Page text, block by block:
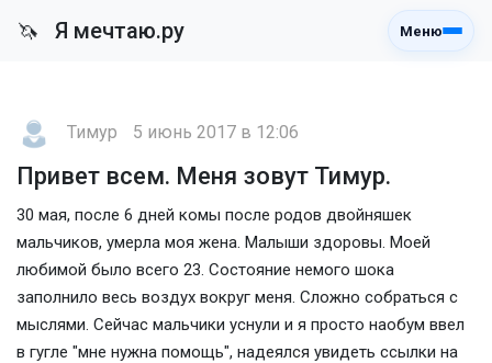
🦄 Я мечтаю.ру Меню
Тимур 5 июнь 2017 в 12:06
Привет всем. Меня зовут Тимур.
30 мая, после 6 дней комы после родов двойняшек
мальчиков, умерла моя жена. Малыши здоровы. Моей
любимой было всего 23. Состояние немого шока
заполнило весь воздух вокруг меня. Сложно собраться с
мыслями. Сейчас мальчики уснули и я просто наобум ввел
в гугле "мне нужна помощь", надеялся увидеть ссылки на